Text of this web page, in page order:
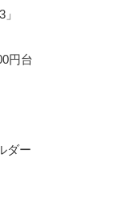
円台
ダー